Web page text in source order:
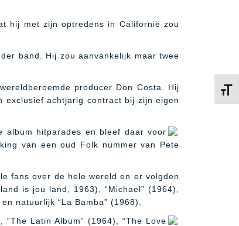
hij met zijn optredens in Californië zou
band. Hij zou aanvankelijk maar twee
producer Don Costa. Hij
exclusief achtjarig contract bij zijn eigen
album hitparades en bleef daar voor
van een oud Folk nummer van Pete
fans over de hele wereld en er volgden
is jou land, 1963), “Michael” (1964),
natuurlijk “La Bamba” (1968).
Latin Album” (1964), “The Love